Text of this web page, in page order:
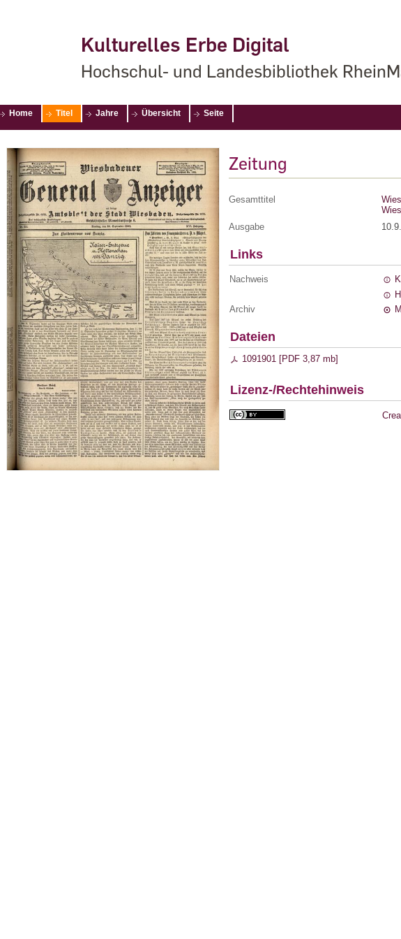
Kulturelles Erbe Digital
Hochschul- und Landesbibliothek
Home Titel Jahre Übersicht Seite
Zeitung
Gesamttitel
Ausgabe
Links
Nachweis
Archiv
Dateien
1091901 [PDF 3,87 mb]
Lizenz-/Rechtehinweis